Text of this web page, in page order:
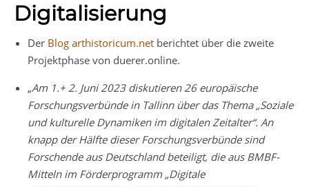
Digitalisierung
Der Blog arthistoricum.net berichtet über die zweite
Projektphase von duerer.online.
„Am 1.+ 2. Juni 2023 diskutieren 26 europäische
Forschungsverbünde in Tallinn über das Thema „Soziale
und kulturelle Dynamiken im digitalen Zeitalter“. An
knapp der Hälfte dieser Forschungsverbünde sind
Forschende aus Deutschland beteiligt, die aus BMBF-
Mitteln im Förderprogramm „Digitale